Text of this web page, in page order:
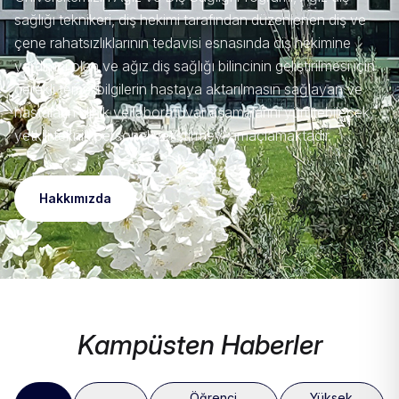
sağlığı teknikeri, diş hekimi tarafından düzenlenen diş ve
çene rahatsızlıklarının tedavisi esnasında diş hekimine
yardımcı olan ve ağız diş sağlığı bilincinin geliştirilmesi için
gerekli temel bilgilerin hastaya aktarılmasın sağlayan ve
hastaların klinik ve laboratuvar aşamalarını yürütebilecek,
yetkili teknik personel yetiştirmeyi amaçlamaktadır.
Hakkımızda
Kampüsten Haberler